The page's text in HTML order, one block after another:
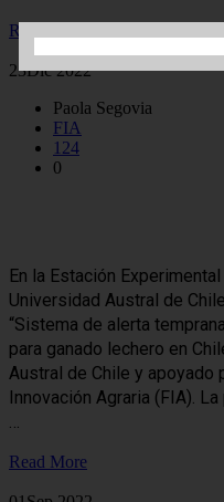
Read More
23Dic 2022
Paola Segovia
FIA
124
0
En la Estación
Universidad Austral de
“Sistema de alerta
para ganado lechero en
Austral de Chile y apoyado
Innovación Agraria (FIA).
…
Read More